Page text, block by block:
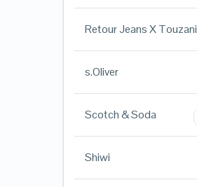
Retour Jeans X Touzani
s.Oliver
Scotch & Soda
Shiwi